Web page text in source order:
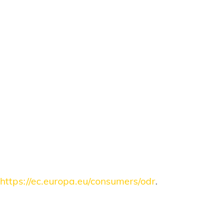
https://ec.europa.eu/consumers/odr.